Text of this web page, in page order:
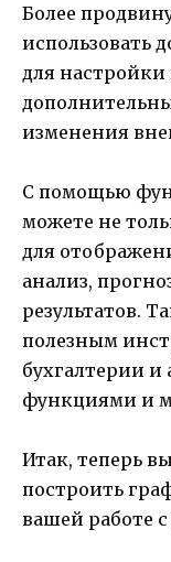
Более
использовать
для
изменения
С помощью
можете не
для
анализ,
результатов.
полезным
бухгалтерии и
функциями и
Итак, теперь
построить
вашей работе